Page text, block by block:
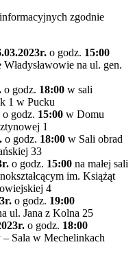
zgodnie
o godz. 15:00
na ul. gen.
o godz. 18:00 w sali
1 w Pucku
o godz. 15:00 w Domu
1
o godz. 18:00 w Sali obrad
33
o godz. 15:00 na małej sali
im. Książąt
4
o godz. 19:00
ul. Jana z Kolna 25
o godz. 18:00
Sala w Mechelinkach